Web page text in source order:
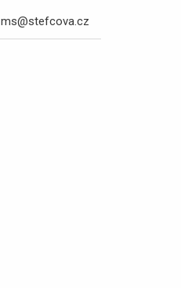
ms@stefcova.cz